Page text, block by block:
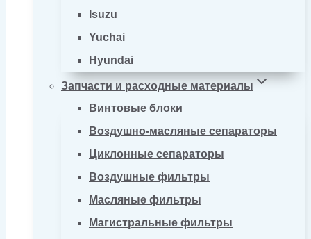
Isuzu
Yuchai
Hyundai
Запчасти и расходные материалы
Винтовые блоки
Воздушно-масляные сепараторы
Циклонные сепараторы
Воздушные фильтры
Масляные фильтры
Магистральные фильтры